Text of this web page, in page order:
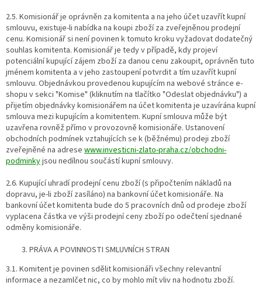
2.5. Komisionář je oprávněn za komitenta a na jeho účet uzavřít kupní
smlouvu, existuje-li nabídka na koupi zboží za zveřejněnou prodejní
cenu. Komisionář si není povinen k tomuto kroku vyžadovat dodatečný
souhlas komitenta. Komisionář je tedy v případě, kdy projeví
potenciální kupující zájem zboží za danou cenu zakoupit, oprávněn tuto
jménem komitenta a v jeho zastoupení potvrdit a tím uzavřít kupní
smlouvu. Objednávkou provedenou kupujícím na webové stránce e-
shopu v sekci "Komise" (kliknutím na tlačítko "Odeslat objednávku") a
přijetím objednávky komisionářem na účet komitenta je uzavírána kupní
smlouva mezi kupujícím a komitentem. Kupní smlouva může být
uzavřena rovněž přímo v provozovně komisionáře. Ustanovení
obchodních podmínek vztahujících se k (běžnému) prodeji zboží
zveřejněné na adrese www.investicni-zlato-praha.cz/obchodni-
podminkyjsou nedílnou součástí kupní smlouvy.
2.6. Kupující uhradí prodejní cenu zboží (s připočtením nákladů na
dopravu, je-li zboží zasíláno) na bankovní účet komisionáře. Na
bankovní účet komitenta bude do 5 pracovních dnů od prodeje zboží
vyplacena částka ve výši prodejní ceny zboží po odečtení sjednané
odměny komisionáře.
PRÁVA A POVINNOSTI SMLUVNÍCH STRAN
3.1. Komitent je povinen sdělit komisionáři všechny relevantní
informace a nezamlčet nic, co by mohlo mít vliv na hodnotu zboží.